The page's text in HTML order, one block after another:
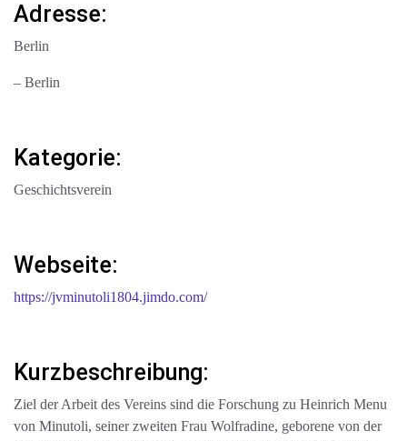
Adresse:
Berlin
– Berlin
Kategorie:
Geschichtsverein
Webseite:
https://jvminutoli1804.jimdo.com/
Kurzbeschreibung:
Ziel der Arbeit des Vereins sind die Forschung zu Heinrich Menu
von Minutoli, seiner zweiten Frau Wolfradine, geborene von der